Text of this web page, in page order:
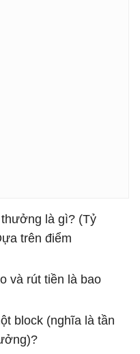
là gì? (Tỷ
trên điểm
và rút tiền là bao
block (nghĩa là tần